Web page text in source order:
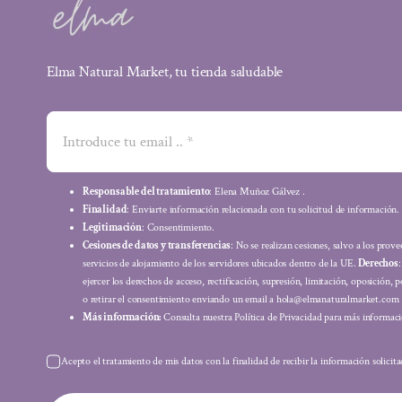
Elma Natural Market, tu tienda saludable
Responsable del tratamiento: Elena Muñoz Gálvez .
Finalidad: Enviarte información relacionada con tu solicitud de información.
Legitimación: Consentimiento.
Cesiones de datos y transferencias: No se realizan cesiones, salvo a los
servicios de alojamiento de los servidores ubicados dentro de la UE.Derechos
ejercer los derechos de acceso, rectificación, supresión, limitación, oposición,
o retirar el consentimiento enviando un email a hola@elmanaturalmarket.com
Más información: Consulta nuestra Política de Privacidad para más
Acepto el tratamiento de mis datos con la finalidad de recibir la información